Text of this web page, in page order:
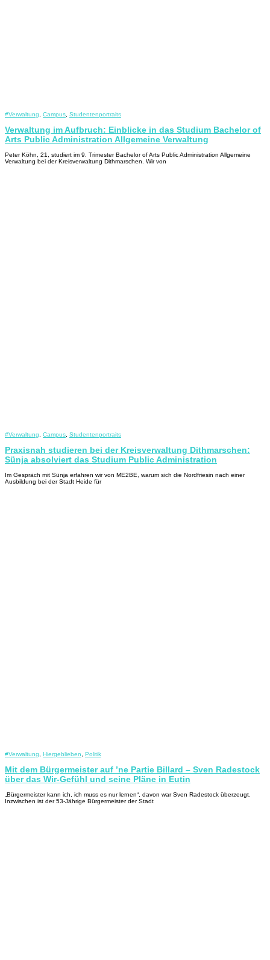
#Verwaltung, Campus, Studentenportraits
Verwaltung im Aufbruch: Einblicke in das Studium Bachelor of
Arts Public Administration Allgemeine Verwaltung
Peter Köhn, 21, studiert im 9. Trimester Bachelor of Arts Public Administration Allgemeine
Verwaltung bei der Kreisverwaltung Dithmarschen. Wir von
#Verwaltung Campus Studentenportraits
Praxisnah studieren bei der Kreisverwaltung Dithmarschen:
Sünja absolviert das Studium Public Administration
Im Gespräch mit Sünja erfahren wir von ME2BE, warum sich die Nordfriesin nach einer
Ausbildung bei der Stadt Heide für
#Verwaltung Hiergeblieben Politik
Mit dem Bürgermeister auf ’ne Partie Billard – Sven Radestock
über das Wir-Gefühl und seine Pläne in Eutin
„Bürgermeister kann ich, ich muss es nur lernen“, davon war Sven Radestock überzeugt.
Inzwischen ist der 53-Jährige Bürgermeister der Stadt